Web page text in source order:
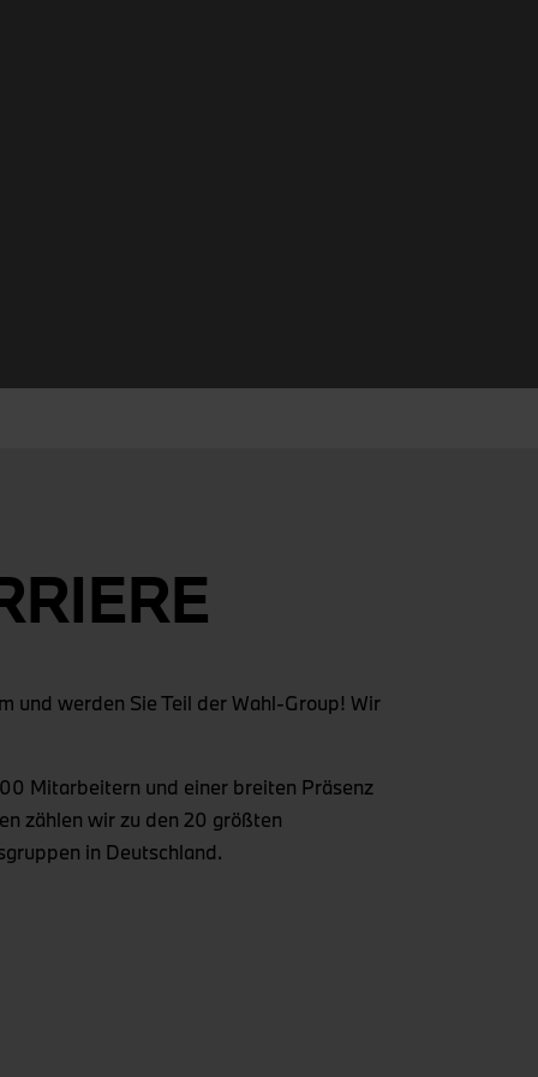
und werden Sie Teil der Wahl-Group! Wir
Mitarbeitern und einer breiten Präsenz
zählen wir zu den 20 größten
in Deutschland.